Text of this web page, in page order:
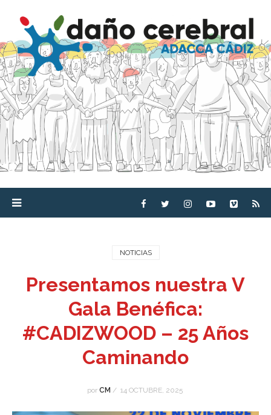
NOTICIAS
Presentamos nuestra V
Gala Benéfica:
#CADIZWOOD – 25 Años
Caminando
por CM / 14 OCTUBRE, 2025